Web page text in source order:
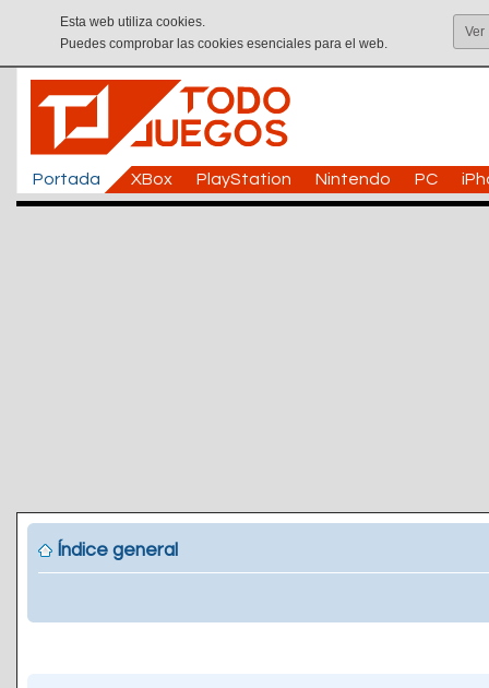
Esta web utiliza cookies.
Puedes comprobar las cookies esenciales para el web.
Ver
Portada XBox PlayStation Nintendo PC
Índice general